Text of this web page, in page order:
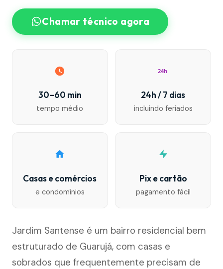
Chamar técnico agora
30–60 min
tempo médio
24h
24h / 7 dias
incluindo feriados
Casas e comércios
e condomínios
Pix e cartão
pagamento fácil
Jardim Santense é um bairro residencial bem
estruturado de Guarujá, com casas e
sobrados que frequentemente precisam de